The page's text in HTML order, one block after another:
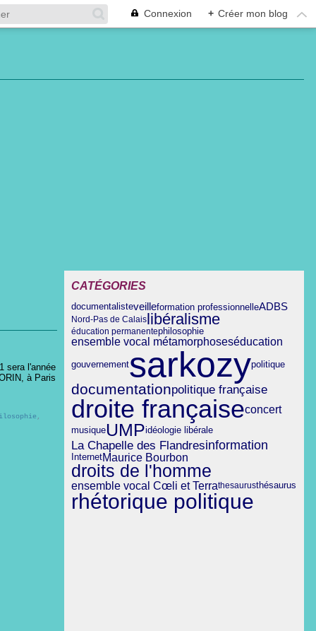
Connexion + Créer mon blog
sera l'année
à Paris
,
CATÉGORIES
documentalisteveilleformation professionnelleADBS
Nord-Pas de Calaislibéralisme
éducation permanentephilosophie
ensemble vocal métamorphoseséducation
gouvernementsarkozypolitique
documentationpolitique française
droite françaiseconcert
musiqueUMPidéologie libérale
La Chapelle des Flandresinformation
InternetMaurice Bourbon
droits de l'homme
ensemble vocal Cœli et Terrathesaurusthésaurus
rhétorique politique